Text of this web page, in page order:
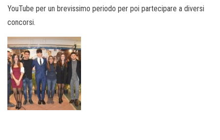
YouTube per un brevissimo periodo per poi partecipare a diversi
concorsi.